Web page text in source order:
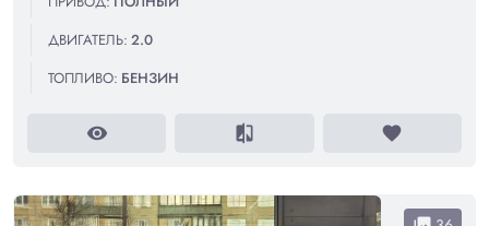
ДВИГАТЕЛЬ: 2.0
ТОПЛИВО: БЕНЗИН
visibility compare favorite